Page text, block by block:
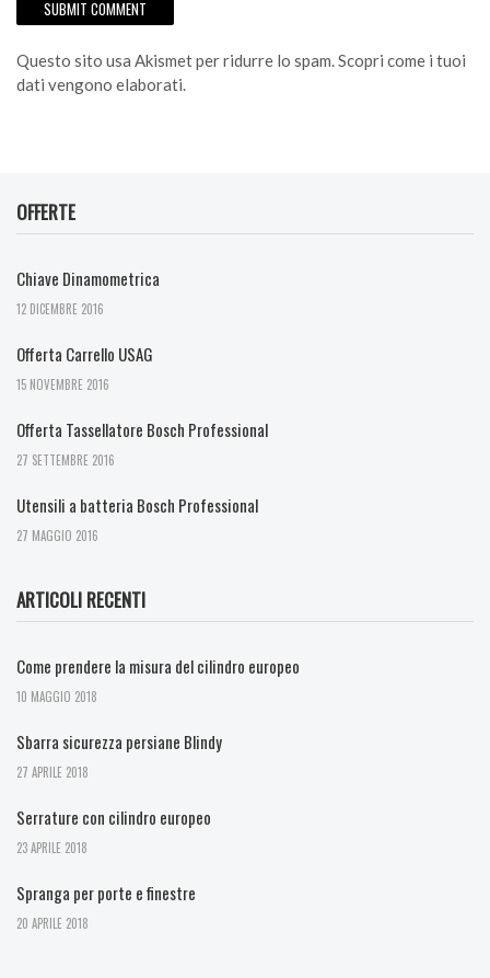
Questo sito usa Akismet per ridurre lo spam.Scopri come i tuoi
dati vengono elaborati.
OFFERTE
Chiave Dinamometrica
12 DICEMBRE 2016
Offerta Carrello USAG
15 NOVEMBRE 2016
Offerta Tassellatore Bosch Professional
27 SETTEMBRE 2016
Utensili a batteria Bosch Professional
27 MAGGIO 2016
ARTICOLI RECENTI
Come prendere la misura del cilindro europeo
10 MAGGIO 2018
Sbarra sicurezza persiane Blindy
27 APRILE 2018
Serrature con cilindro europeo
23 APRILE 2018
Spranga per porte e finestre
20 APRILE 2018